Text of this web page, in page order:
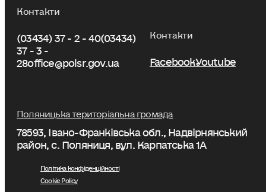
Контакти
(03434) 37 - 2 - 40(03434)
37 - 3 -
28office@polsr.gov.ua
Контакти
FacebookYoutube
Поляницька територіальна громада
78593, Івано-Франківська обл., Надвірнянський
район, с. Поляниця, вул. Карпатська 1А
Політика конфіденційності
Cookie Policy